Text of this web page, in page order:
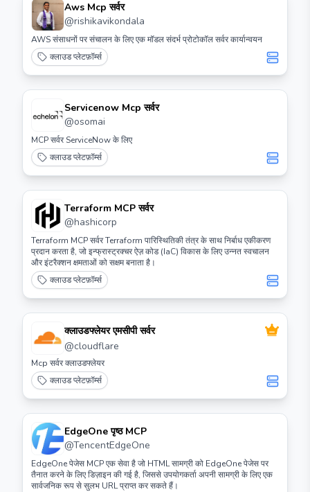
Aws Mcp सर्वर
@rishikavikondala
AWS संसाधनों पर संचालन के लिए एक मॉडल संदर्भ प्रोटोकॉल सर्वर कार्यान्वयन
क्लाउड प्लेटफ़ॉर्म्स
Servicenow Mcp सर्वर
@osomai
MCP सर्वर ServiceNow के लिए
क्लाउड प्लेटफ़ॉर्म्स
Terraform MCP सर्वर
@hashicorp
Terraform MCP सर्वर Terraform पारिस्थितिकी तंत्र के साथ निर्बाध एकीकरण
प्रदान करता है, जो इन्फ्रास्ट्रक्चर ऐज़ कोड (IaC) विकास के लिए उन्नत स्वचालन
और इंटरैक्शन क्षमताओं को सक्षम बनाता है।
क्लाउड प्लेटफ़ॉर्म्स
क्लाउडफ्लेयर एमसीपी सर्वर
@cloudflare
Mcp सर्वर क्लाउडफ्लेयर
क्लाउड प्लेटफ़ॉर्म्स
EdgeOne पृष्ठ MCP
@TencentEdgeOne
EdgeOne पेजेस MCP एक सेवा है जो HTML सामग्री को EdgeOne पेजेस पर
तैनात करने के लिए डिज़ाइन की गई है, जिससे उपयोगकर्ता अपनी सामग्री के लिए एक
सार्वजनिक रूप से सुलभ URL प्राप्त कर सकते हैं।